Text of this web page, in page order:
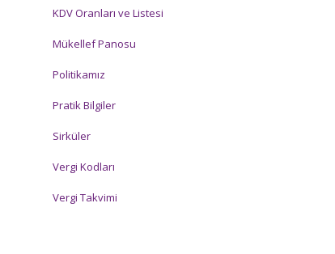
KDV Oranları ve Listesi
Mükellef Panosu
Politikamız
Pratik Bilgiler
Sirküler
Vergi Kodları
Vergi Takvimi